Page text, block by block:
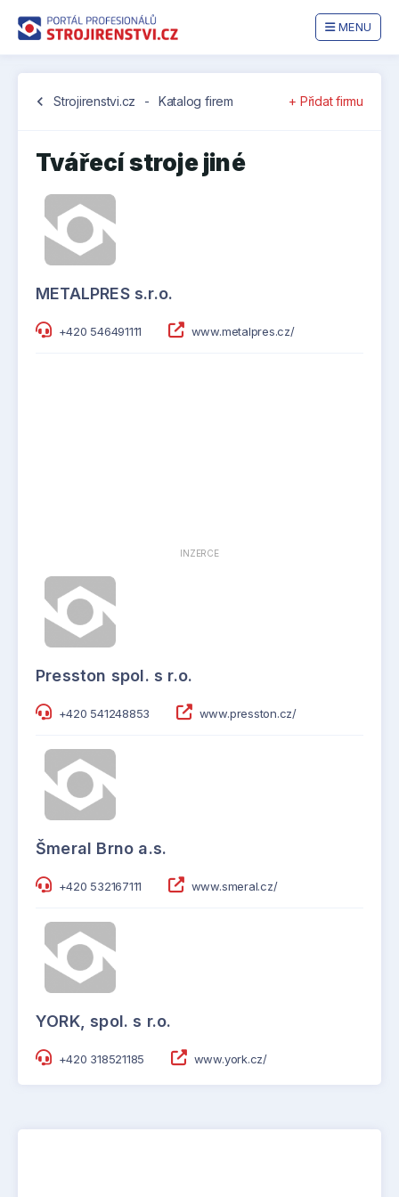
MENU
chevron_left Strojirenstvi.cz - Katalog firem + Přidat firmu
Tvářecí stroje jiné
METALPRES s.r.o.
+420 546491111 www.metalpres.cz/
INZERCE
Presston spol. s r.o.
+420 541248853 www.presston.cz/
Šmeral Brno a.s.
+420 532167111 www.smeral.cz/
YORK, spol. s r.o.
+420 318521185 www.york.cz/